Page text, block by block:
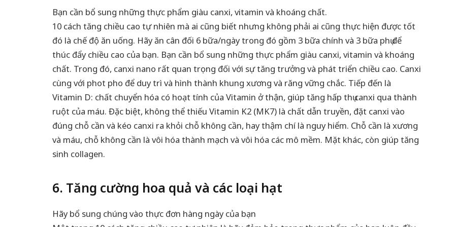
Bạn cần bổ sung những thực phẩm giàu canxi, vitamin và khoáng chất.
10 cách tăng chiều cao tự nhiên mà ai cũng biết nhưng không phải ai cũng thực hiện được tốt
đó là chế độ ăn uống. Hãy ăn cân đối 6 bữa/ngày trong đó gồm 3 bữa chính và 3 bữa phụ để
thúc đẩy chiều cao của bạn. Bạn cần bổ sung những thực phẩm giàu canxi, vitamin và khoáng
chất. Trong đó, canxi nano rất quan trọng đối với sự tăng trưởng và phát triển chiều cao. Canxi
cùng với phot pho để duy trì và hình thành khung xương và răng vững chắc. Tiếp đến là
Vitamin D: chất chuyển hóa có hoạt tính của Vitamin ở thận, giúp tăng hấp thụ canxi qua thành
ruột của máu. Đặc biệt, không thể thiếu Vitamin K2 (MK7) là chất dẫn truyền, đặt canxi vào
đúng chỗ cần và kéo canxi ra khỏi chỗ không cần, hay thậm chí là nguy hiểm. Chỗ cần là xương
và máu, chỗ không cần là vôi hóa thành mạch và vôi hóa các mô mềm. Mặt khác, còn giúp tăng
sinh collagen.
6. Tăng cường hoa quả và các loại hạt
Hãy bổ sung chúng vào thực đơn hàng ngày của bạn